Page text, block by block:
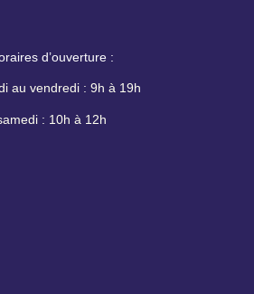
d’ouverture :
au vendredi : 9h à 19h
: 10h à 12h